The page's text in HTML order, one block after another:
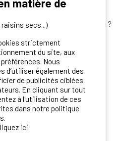
meilleures offres camping ?
matière de
secs...)
strictement
du site, aux
Nous
d’utiliser également des
de publicités ciblées
En cliquant sur tout
à l'utilisation de ces
dans notre politique
ici